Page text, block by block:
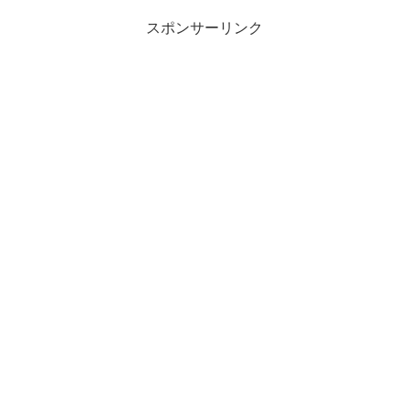
スポンサーリンク